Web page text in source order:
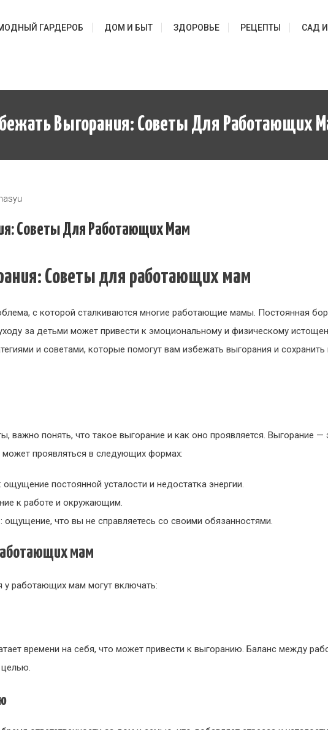
ГАРДЕРОБ ДОМ И БЫТ ЗДОРОВЬЕ РЕЦЕПТЫ САД
Выгорания: Советы Для Работающих
Советы Для Работающих Мам
Советы для работающих мам
с которой сталкиваются многие работающие мамы. Постоянная
за детьми может привести к эмоциональному и физическому
и советами, которые помогут вам избежать выгорания и сохранить
важно понять, что такое выгорание и как оно проявляется. Выгорание —
может проявляться в следующих формах:
: ощущение постоянной усталости и недостатка энергии.
к работе и окружающим.
: ощущение, что вы не справляетесь со своими обязанностями.
мам
работающих мам могут включать:
времени на себя, что может привести к выгоранию. Баланс между